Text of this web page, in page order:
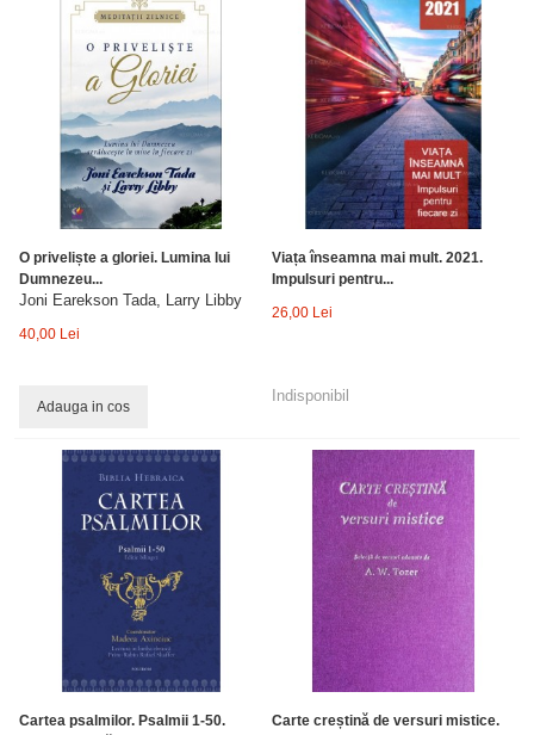
O priveliște a gloriei. Lumina lui
Dumnezeu...
Joni Earekson Tada, Larry Libby
40,00 Lei
Adauga in cos
Viața înseamna mai mult. 2021.
Impulsuri pentru...
26,00 Lei
Indisponibil
Cartea psalmilor. Psalmii 1-50.
Carte creștină de versuri mistice.